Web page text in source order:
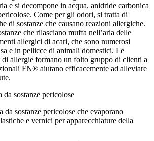
e si decompone in acqua, anidride carbonica
Come per gli odori, si tratta di
di sostanze che causano reazioni allergiche.
che rilasciano muffa nell’aria delle
allergici di acari, che sono numerosi
e in pellicce di animali domestici. Le
di allergie formano un folto gruppo di clienti a
FN® aiutano efficacemente ad alleviare
sostanze pericolose
da sostanze pericolose che evaporano
e vernici per apparecchiature della